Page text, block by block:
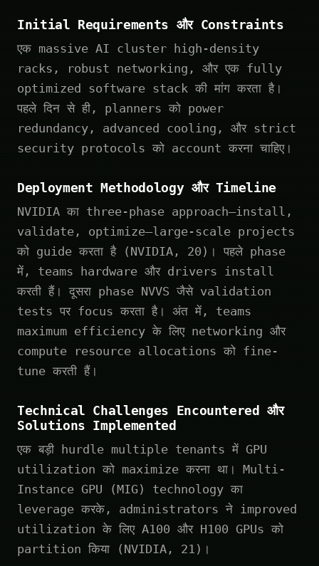
Initial Requirements और Constraints
एक massive AI cluster high-density
racks, robust networking, और एक fully
optimized software stack की मांग करता है।
पहले दिन से ही, planners को power
redundancy, advanced cooling, और strict
security protocols को account करना चाहिए।
Deployment Methodology और Timeline
NVIDIA का three-phase approach—install,
validate, optimize—large-scale projects
को guide करता है (NVIDIA, 20)। पहले phase
में, teams hardware और drivers install
करती हैं। दूसरा phase NVVS जैसे validation
tests पर focus करता है। अंत में, teams
maximum efficiency के लिए networking और
compute resource allocations को fine-
tune करती हैं।
Technical Challenges Encountered और
Solutions Implemented
एक बड़ी hurdle multiple tenants में GPU
utilization को maximize करना था। Multi-
Instance GPU (MIG) technology का
leverage करके, administrators ने improved
utilization के लिए A100 और H100 GPUs को
partition किया (NVIDIA, 21)।